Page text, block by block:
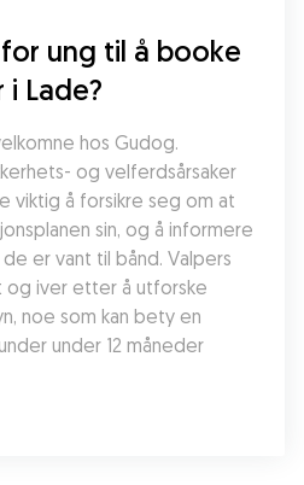
ung til å booke
Lade?
hos Gudog.
og velferdsårsaker
viktig å forsikre seg om at
sin, og å informere
er vant til bånd. Valpers
og iver etter å utforske
noe som kan bety en
under 12 måneder